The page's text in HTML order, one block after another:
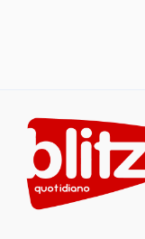
content